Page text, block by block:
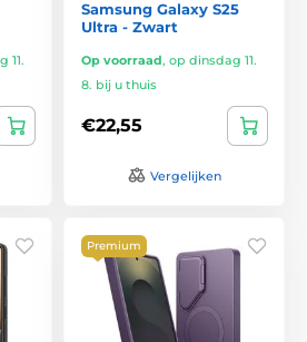
11.
Samsung Galaxy S25
Ultra - Zwart
Op voorraad, op dinsdag 11.
8. bij u thuis
€22,55
Vergelijken
Premium